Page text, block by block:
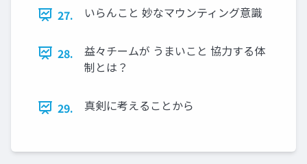
27. いらんこと 妙なマウンティング意識
28.
益々チームが うまいこと 協力する体
制とは？
29. 真剣に考えることから